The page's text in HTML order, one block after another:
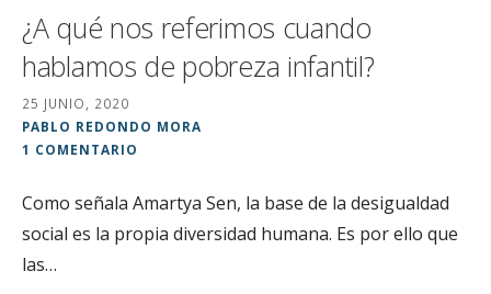
¿A qué nos referimos cuando
hablamos de pobreza infantil?
25 JUNIO, 2020
PABLO REDONDO MORA
1 COMENTARIO
Como señala Amartya Sen, la base de la desigualdad
social es la propia diversidad humana. Es por ello que
las…